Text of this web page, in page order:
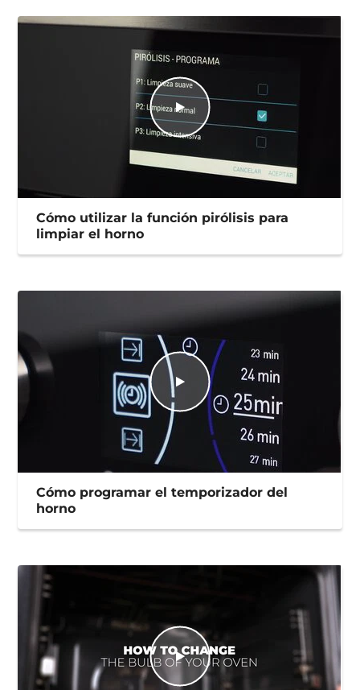
Cómo utilizar la función pirólisis para
limpiar el horno
Cómo programar el temporizador del
horno